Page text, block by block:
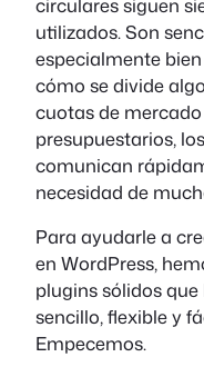
utilizados. Son
especialmente
cómo se divide
cuotas de
presupuestarios,
comunican
necesidad de
Para ayudarle a
en WordPress,
plugins sólidos
sencillo, flexible y
Empecemos.